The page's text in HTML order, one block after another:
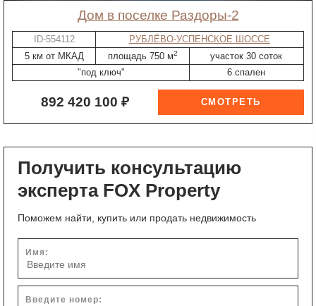
дом в поселке Раздоры-2
ID-554112
РУБЛЁВО-УСПЕНСКОЕ ШОССЕ
5 км от МКАД
площадь 750 м2
участок 30 соток
"под ключ"
6 спален
892 420 100 ₽
Получить консультацию
эксперта FOX Property
Поможем найти, купить или продать недвижимость
Имя:
Введите номер: